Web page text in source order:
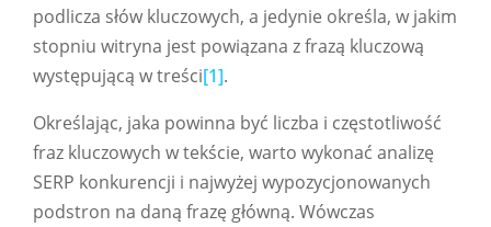
podlicza słów kluczowych, a jedynie określa, w jakim
stopniu witryna jest powiązana z frazą kluczową
występującą w treści[1].
Określając, jaka powinna być liczba i częstotliwość
fraz kluczowych w tekście, warto wykonać analizę
SERP konkurencji i najwyżej wypozycjonowanych
podstron na daną frazę główną. Wówczas